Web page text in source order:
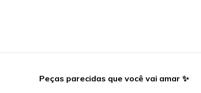
Peças parecidas que você vai amar ✨